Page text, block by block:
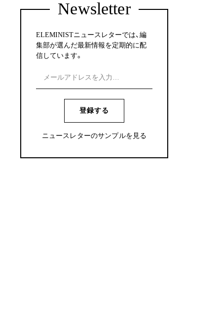
Newsletter
ELEMINISTニュースレターでは、編
集部が選んだ最新情報を定期的に配
信しています。
登録する
ニュースレターのサンプルを見る